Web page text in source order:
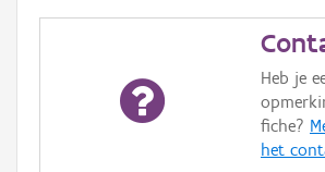
Heb je
fiche?
het